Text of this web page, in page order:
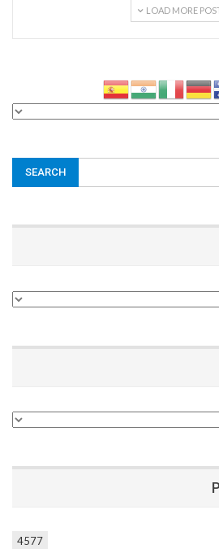
LOAD MORE
4577